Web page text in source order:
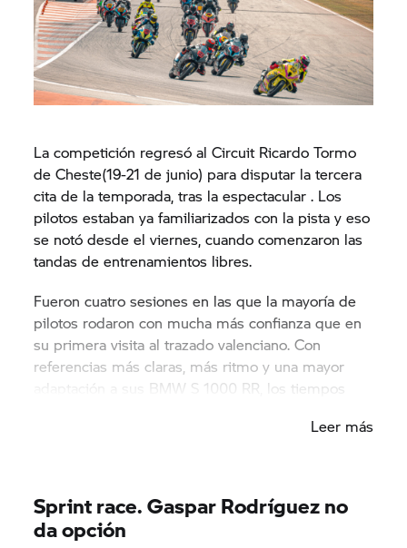
La competición regresó al Circuit Ricardo Tormo
de Cheste(19-21 de junio) para disputar la tercera
cita de la temporada, tras la espectacular . Los
pilotos estaban ya familiarizados con la pista y eso
se notó desde el viernes, cuando comenzaron las
tandas de entrenamientos libres.
Fueron cuatro sesiones en las que la mayoría de
pilotos rodaron con mucha más confianza que en
su primera visita al trazado valenciano. Con
referencias más claras, más ritmo y una mayor
adaptación a sus BMW S 1000 RR, los tiempos
clasificación, donde los pilotos lo dieron todo para
conseguir una buena posición de salida. No hubo
demasiadas sorpresas en la parte alta, ya que
Leer más
Sprint race. Gaspar Rodríguez no
da opción